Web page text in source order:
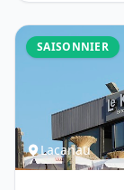
SAISONNIER
Lacanau